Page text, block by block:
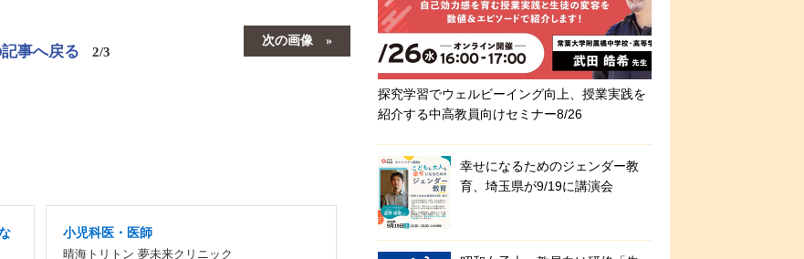
次の画像
記事へ戻る 2/3
小児科医・医師
晴海トリトン 夢未来クリニック
探究学習でウェルビーイング向上、授業実践を
紹介する中高教員向けセミナー8/26
幸せになるためのジェンダー教
育、埼玉県が9/19に講演会